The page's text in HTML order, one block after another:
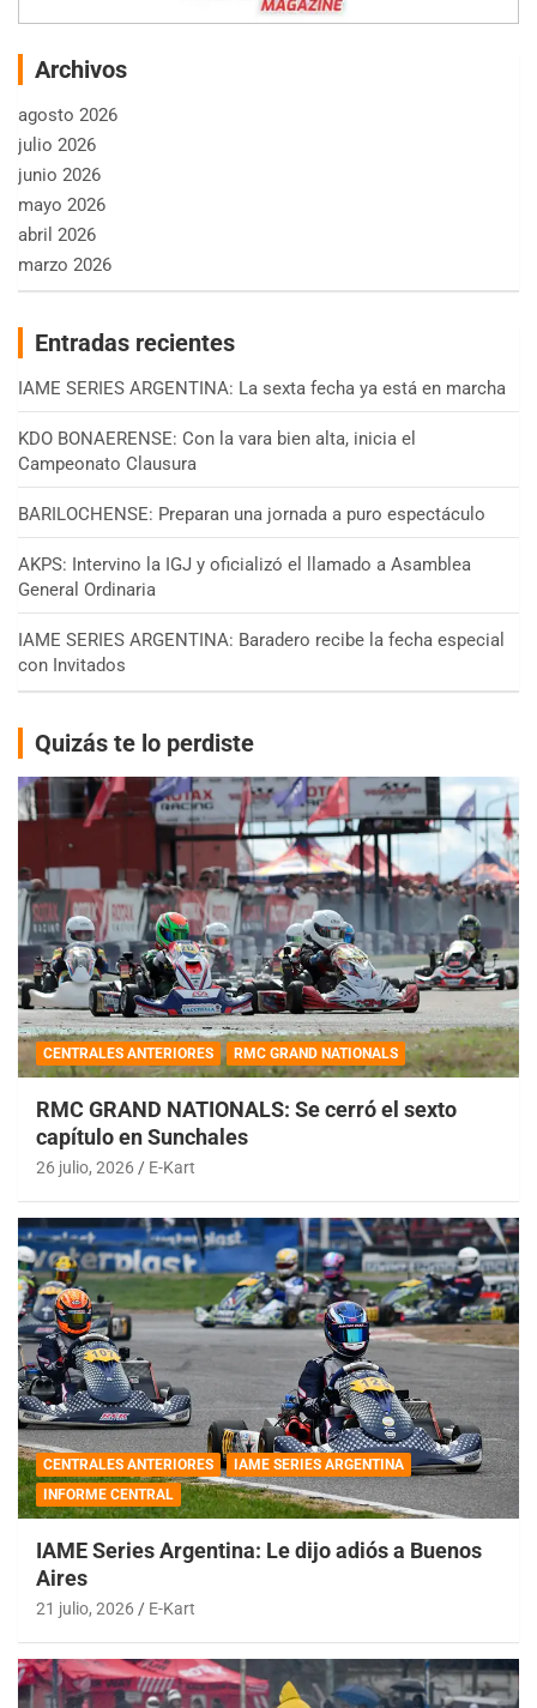
Archivos
agosto 2026
julio 2026
junio 2026
mayo 2026
abril 2026
marzo 2026
Entradas recientes
IAME SERIES ARGENTINA: La sexta fecha ya está en marcha
KDO BONAERENSE: Con la vara bien alta, inicia el
Campeonato Clausura
BARILOCHENSE: Preparan una jornada a puro espectáculo
AKPS: Intervino la IGJ y oficializó el llamado a Asamblea
General Ordinaria
IAME SERIES ARGENTINA: Baradero recibe la fecha especial
con Invitados
Quizás te lo perdiste
CENTRALES ANTERIORES RMC GRAND NATIONALS
RMC GRAND NATIONALS: Se cerró el sexto
capítulo en Sunchales
26 julio, 2026 E-Kart
CENTRALES ANTERIORES
IAME SERIES ARGENTINA
INFORME CENTRAL
IAME Series Argentina: Le dijo adiós a Buenos
Aires
21 julio, 2026 E-Kart